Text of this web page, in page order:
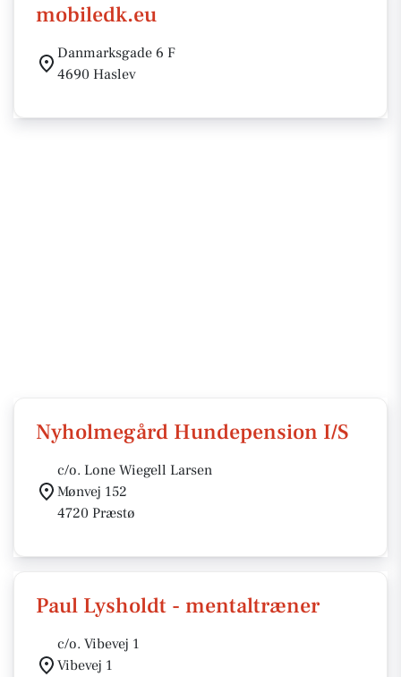
mobiledk.eu
Danmarksgade 6 F
4690 Haslev
Nyholmegård Hundepension I/S
c/o. Lone Wiegell Larsen
Mønvej 152
4720 Præstø
Paul Lysholdt - mentaltræner
c/o. Vibevej 1
Vibevej 1